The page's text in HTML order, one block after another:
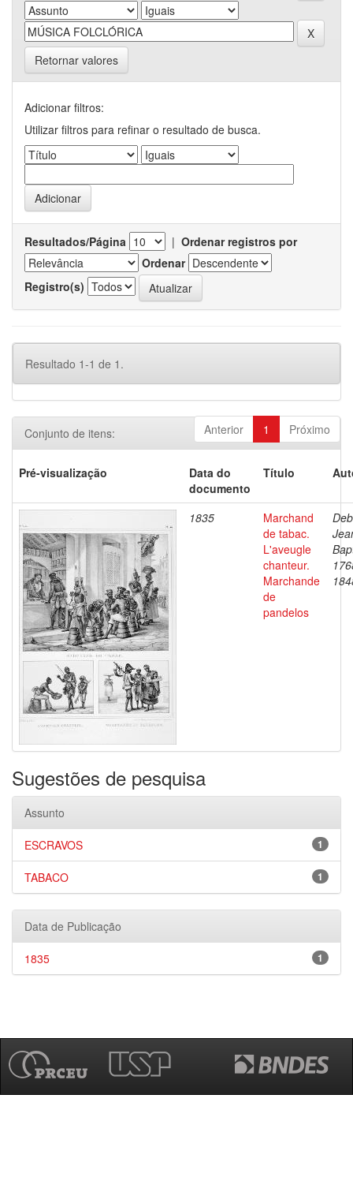
Retornar valores
Adicionar filtros:
Utilizar filtros para refinar o resultado de busca.
Resultados/Página | Ordenar registros por
Ordenar
Registro(s)
Resultado 1-1 de 1.
Anterior 1 Próximo
Conjunto de itens:
Pré-visualização
Data do
documento
Título
1835
Marchand
de tabac.
L'aveugle
chanteur.
Marchande
de
pandelos
Sugestões de pesquisa
Assunto
1
ESCRAVOS
1
TABACO
Data de Publicação
1
1835